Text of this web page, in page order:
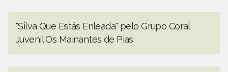
"Silva Que Estás Enleada" pelo Grupo Coral
Juvenil Os Mainantes de Pias